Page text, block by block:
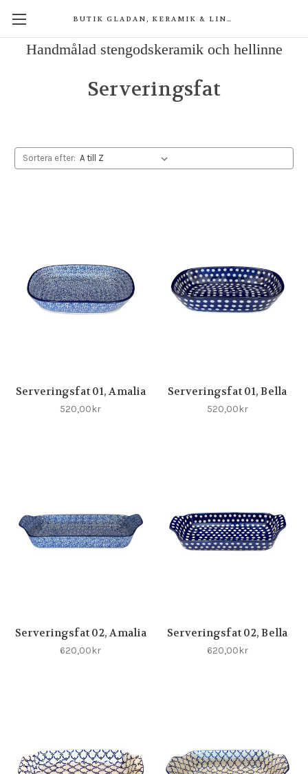
BUTIK GLADAN, KERAMIK & LINNE
Handmålad stengodskeramik och hellinne
Serveringsfat
Sortera efter:
Serveringsfat 01, Amalia
520,00kr
Serveringsfat 01, Bella
520,00kr
Serveringsfat 02, Amalia
620,00kr
Serveringsfat 02, Bella
620,00kr